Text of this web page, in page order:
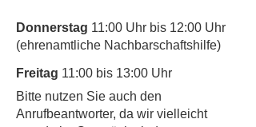
Donnerstag 11:00 Uhr bis 12:00 Uhr
(ehrenamtliche Nachbarschaftshilfe)
Freitag 11:00 bis 13:00 Uhr
​Bitte nutzen Sie auch den
Anrufbeantworter, da wir vielleicht